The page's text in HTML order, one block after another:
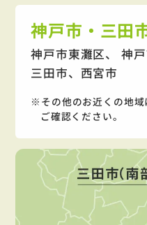
神戸市・三田
神戸市東灘区、 神
三田市、西宮市
その他のお近くの地
ご確認ください。